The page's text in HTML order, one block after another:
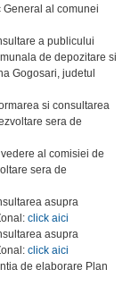
General al comunei
a publicului
de depozitare si
Gogosari, judetul
si consultarea
sera de
al comisiei de
sera de
asupra
click aici
asupra
click aici
de elaborare Plan